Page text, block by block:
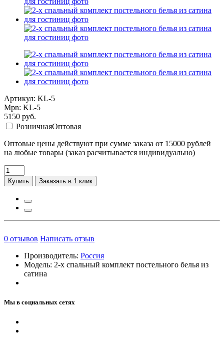
Артикул: KL-5
Mpn: KL-5
5150 руб.
РозничнаяОптовая
Оптовые цены действуют при сумме заказа от 15000 рублей
на любые товары (заказ расчитывается индивидуально)
Купить Заказать в 1 клик
0 отзывов Написать отзыв
Производитель: Россия
Модель: 2-х спальный комплект постельного белья из
сатина
Мы в социальных сетях